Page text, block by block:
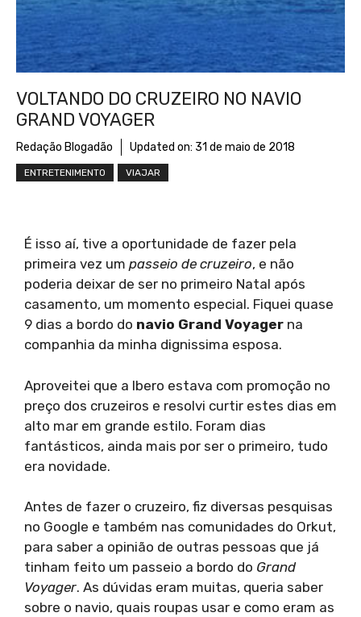
VOLTANDO DO CRUZEIRO NO NAVIO
GRAND VOYAGER
Redação Blogadão Updated on: 31 de maio de 2018
ENTRETENIMENTO VIAJAR
É isso aí, tive a oportunidade de fazer pela
primeira vez um passeio de cruzeiro, e não
poderia deixar de ser no primeiro Natal após
casamento, um momento especial. Fiquei quase
9 dias a bordo do navio Grand Voyager na
companhia da minha dignissima esposa.
Aproveitei que a Ibero estava com promoção no
preço dos cruzeiros e resolvi curtir estes dias em
alto mar em grande estilo. Foram dias
fantásticos, ainda mais por ser o primeiro, tudo
era novidade.
Antes de fazer o cruzeiro, fiz diversas pesquisas
no Google e também nas comunidades do Orkut,
para saber a opinião de outras pessoas que já
tinham feito um passeio a bordo do Grand
Voyager. As dúvidas eram muitas, queria saber
sobre o navio, quais roupas usar e como eram as